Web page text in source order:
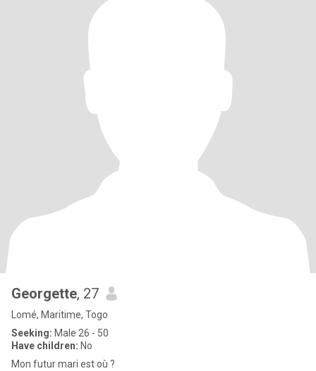
Georgette, 27
Lomé, Maritime, Togo
Seeking: Male 26 - 50
Have children: No
Mon futur mari est où ?